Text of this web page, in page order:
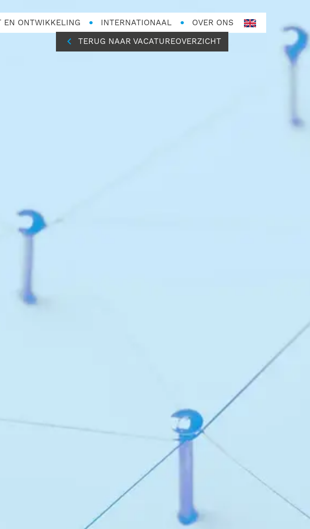
EN ONTWIKKELING INTERNATIONAAL OVER ONS
en-
GB
TERUG NAAR VACATUREOVERZICHT